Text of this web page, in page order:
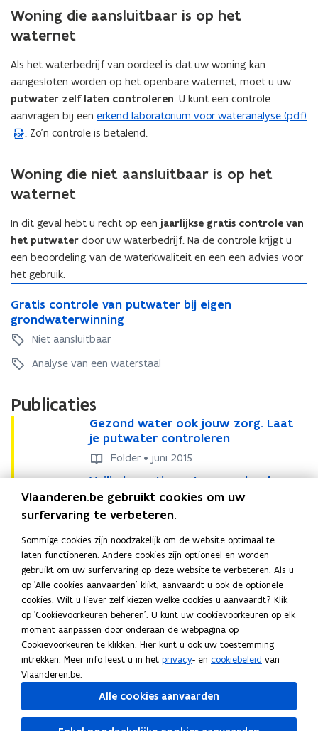
c
i
e
n
i
c
d
e
n
i
n
n
i
v
s
t
e
r
Woning die aansluitbaar is op het
waternet
Als het waterbedrijf van oordeel is dat uw woning kan
aangesloten worden op het openbare waternet, moet u uw
putwater zelf laten controleren. U kunt een controle
aanvragen bij een erkend laboratorium voor wateranalyse (pdf)
(
P
F
s
t
a
d
o
p
e
n
i
e
u
w
v
n
s
t
r
)
. Zo'n controle is betalend.
Woning die niet aansluitbaar is op het
waternet
In dit geval hebt u recht op een jaarlijkse gratis controle van
het putwater door uw waterbedrijf. Na de controle krijgt u
een beoordeling van de waterkwaliteit en een een advies voor
het gebruik.
r
a
t
s
n
Gratis controle van putwater bij eigen
grondwaterwinning
G
r
a
i
o
l
Niet aansluitbaar
Analyse van een waterstaal
Publicaties
n
d
w
t
e
r
o
o
k
j
o
u
w
o
r
Gezond water ook jouw zorg. Laat
je putwater controleren
G
e
z
o
n
d
w
t
e
r
o
o
k
j
o
u
r
Folder • juni 2015
V
e
i
i
g
k
r
a
a
n
t
j
e
a
Veilig kraantjeswater op school.
Richtlijnen voor schooldirecties en
schoolbesturen
V
e
i
l
i
g
k
r
a
a
n
t
j
w
a
A
l
g
e
m
e
e
n
w
a
e
Algemeen waterverkoopreglement
A
l
g
e
m
e
e
n
a
e
Rapport • april 2023
K
w
a
l
i
t
e
t
Kwaliteit van het drinkwater
K
w
a
l
i
e
t
Rapport • oktober 2025
R
i
c
h
l
Richtlijnen gebruik grondwater voor
drinkwater door particulieren
R
i
c
h
l
i
Deel deze pagina
Vlaanderen.be gebruikt cookies om uw
surfervaring te verbeteren.
Sommige cookies zijn noodzakelijk om de website optimaal te
laten functioneren. Andere cookies zijn optioneel en worden
gebruikt om uw surfervaring op deze website te verbeteren. Als u
op 'Alle cookies aanvaarden' klikt, aanvaardt u ook de optionele
cookies. Wilt u liever zelf kiezen welke cookies u aanvaardt? Klik
op 'Cookievoorkeuren beheren'. U kunt uw cookievoorkeuren op elk
moment aanpassen door onderaan de webpagina op
Cookievoorkeuren te klikken. Hier kunt u ook uw toestemming
intrekken. Meer info leest u in het privacy- en cookiebeleid van
Vlaanderen.be.
Alle cookies aanvaarden